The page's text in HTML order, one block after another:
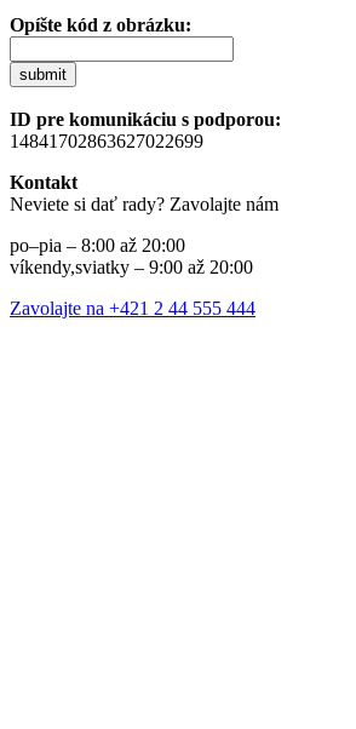
Opíšte kód z obrázku:
submit
ID pre komunikáciu s podporou:
14841702863627022699
Kontakt
Neviete si dať rady? Zavolajte nám
po–pia – 8:00 až 20:00
víkendy,sviatky – 9:00 až 20:00
Zavolajte na +421 2 44 555 444